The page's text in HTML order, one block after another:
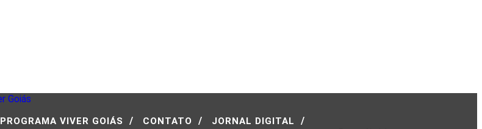
PROGRAMA VIVER GOIÁS / CONTATO / JORNAL DIGITAL /